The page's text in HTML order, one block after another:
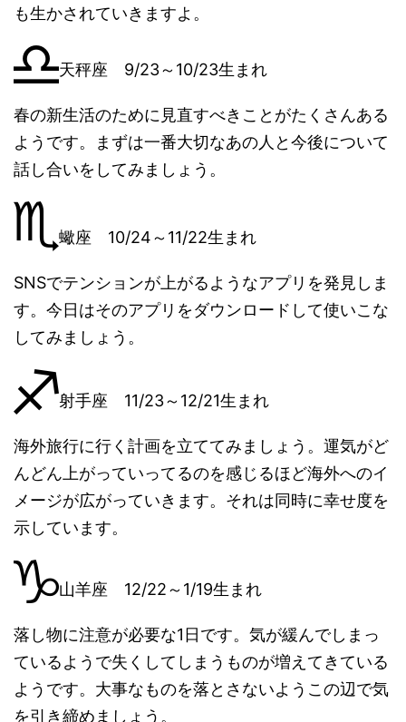
も生かされていきますよ。
天秤座 9/23～10/23生まれ
春の新生活のために見直すべきことがたくさんある
ようです。まずは一番大切なあの人と今後について
話し合いをしてみましょう。
蠍座 10/24～11/22生まれ
SNSでテンションが上がるようなアプリを発見しま
す。今日はそのアプリをダウンロードして使いこな
してみましょう。
射手座 11/23～12/21生まれ
海外旅行に行く計画を立ててみましょう。運気がど
んどん上がっていってるのを感じるほど海外へのイ
メージが広がっていきます。それは同時に幸せ度を
示しています。
山羊座 12/22～1/19生まれ
落し物に注意が必要な1日です。気が緩んでしまっ
ているようで失くしてしまうものが増えてきている
ようです。大事なものを落とさないようこの辺で気
を引き締めましょう。